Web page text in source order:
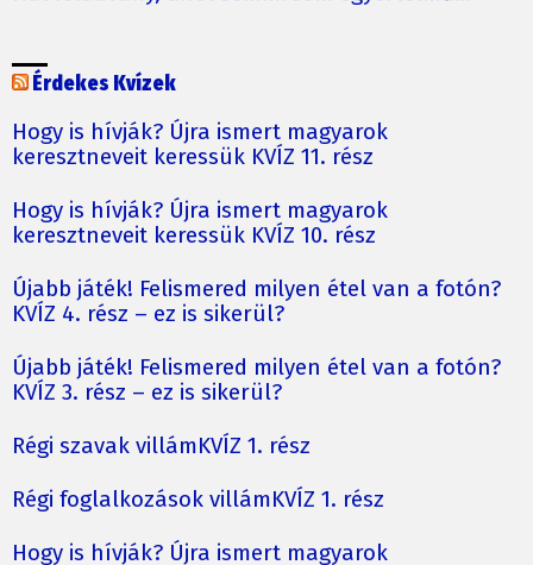
Érdekes Kvízek
Hogy is hívják? Újra ismert magyarok
keresztneveit keressük KVÍZ 11. rész
Hogy is hívják? Újra ismert magyarok
keresztneveit keressük KVÍZ 10. rész
Újabb játék! Felismered milyen étel van a fotón?
KVÍZ 4. rész – ez is sikerül?
Újabb játék! Felismered milyen étel van a fotón?
KVÍZ 3. rész – ez is sikerül?
Régi szavak villámKVÍZ 1. rész
Régi foglalkozások villámKVÍZ 1. rész
Hogy is hívják? Újra ismert magyarok